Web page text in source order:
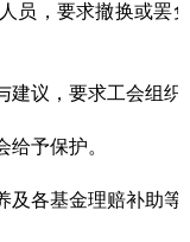
员，要求撤换或罢
建议，要求工会组
给予保护。
及各基金理赔补助